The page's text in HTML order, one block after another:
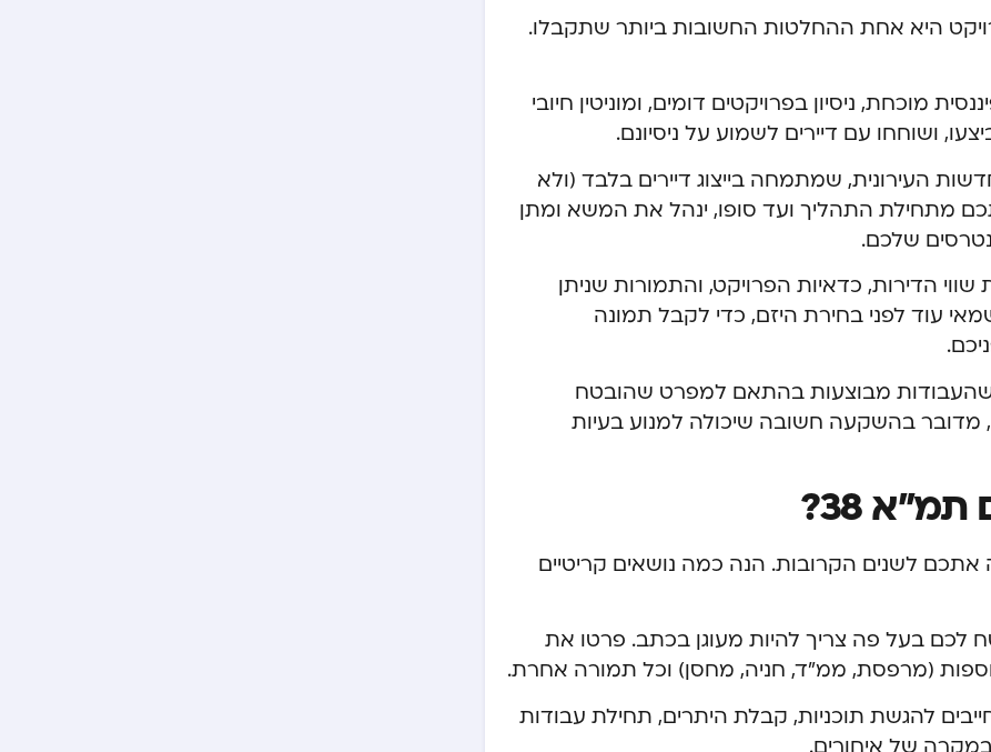
היא אחת ההחלטות החשובות ביותר שתקבלו.
מוכחת, ניסיון בפרויקטים דומים, ומוניטין חיובי
ושוחחו עם דיירים לשמוע על ניסיונם.
העירונית, שמתמחה בייצוג דיירים בלבד (ולא
מתחילת התהליך ועד סופו, ינהל את המשא ומתן
שלכם.
הדירות, כדאיות הפרויקט, והתמורות שניתן
עוד לפני בחירת היזם, כדי לקבל תמונה
שהעבודות מבוצעות בהתאם למפרט שהובטח
מדובר בהשקעה חשובה שיכולה למנוע בעיות
38?
שילווה אתכם לשנים הקרובות. הנה כמה נושאים קריטיים
לכם בעל פה צריך להיות מעוגן בכתב. פרטו את
(מרפסת, ממ”ד, חניה, מחסן) וכל תמורה אחרת.
להגשת תוכניות, קבלת היתרים, תחילת עבודות